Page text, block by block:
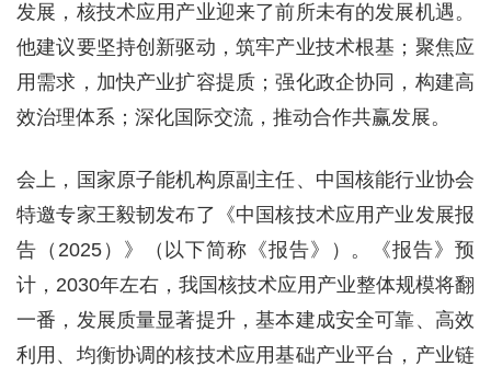
发展，核技术应用产业迎来了前所未有的发展机遇。
他建议要坚持创新驱动，筑牢产业技术根基；聚焦应
用需求，加快产业扩容提质；强化政企协同，构建高
效治理体系；深化国际交流，推动合作共赢发展。
会上，国家原子能机构原副主任、中国核能行业协会
特邀专家王毅韧发布了《中国核技术应用产业发展报
告（2025）》（以下简称《报告》）。《报告》预
计，2030年左右，我国核技术应用产业整体规模将翻
一番，发展质量显著提升，基本建成安全可靠、高效
利用、均衡协调的核技术应用基础产业平台，产业链